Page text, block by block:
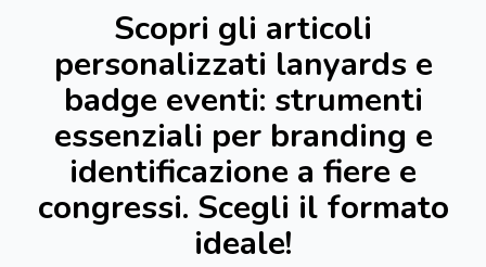
Scopri gli articoli
personalizzati lanyards e
badge eventi: strumenti
essenziali per branding e
identificazione a fiere e
congressi. Scegli il formato
ideale!